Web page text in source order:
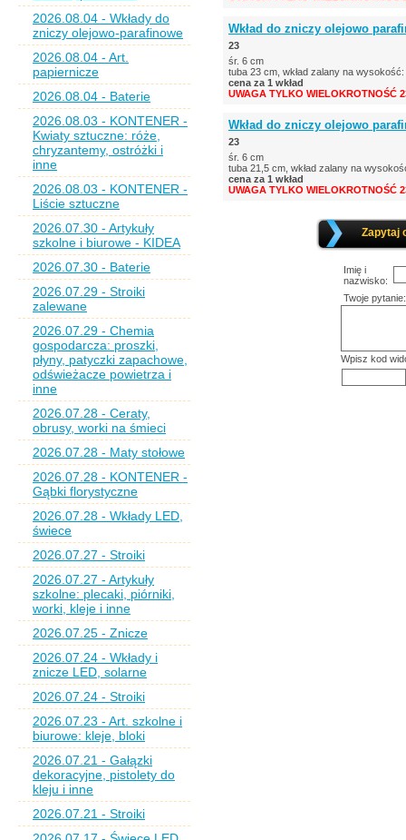
2026.08.04 - Wkłady do
zniczy olejowo-parafinowe
2026.08.04 - Art.
papiernicze
2026.08.04 - Baterie
2026.08.03 - KONTENER -
Kwiaty sztuczne: róże,
chryzantemy, ostróżki i
inne
2026.08.03 - KONTENER -
Liście sztuczne
2026.07.30 - Artykuły
szkolne i biurowe - KIDEA
2026.07.30 - Baterie
2026.07.29 - Stroiki
zalewane
2026.07.29 - Chemia
gospodarcza: proszki,
płyny, patyczki zapachowe,
odświeżacze powietrza i
inne
2026.07.28 - Ceraty,
obrusy, worki na śmieci
2026.07.28 - Maty stołowe
2026.07.28 - KONTENER -
Gąbki florystyczne
2026.07.28 - Wkłady LED,
świece
2026.07.27 - Stroiki
2026.07.27 - Artykuły
szkolne: plecaki, piórniki,
worki, kleje i inne
2026.07.25 - Znicze
2026.07.24 - Wkłady i
znicze LED, solarne
2026.07.24 - Stroiki
2026.07.23 - Art. szkolne i
biurowe: kleje, bloki
2026.07.21 - Gałązki
dekoracyjne, pistolety do
kleju i inne
2026.07.21 - Stroiki
Wkład do zniczy olejowo
23
śr. 6 cm
tuba 23 cm, wkład zalany na
cena za 1 wkład
UWAGA TYLKO WIELOKROTNOŚĆ
Wkład do zniczy olejowo
23
śr. 6 cm
tuba 21,5 cm, wkład zalany na
cena za 1 wkład
UWAGA TYLKO WIELOKROTNOŚĆ
Zapytaj
Imię i
nazwisko:
Twoje pytanie:
Wpisz kod